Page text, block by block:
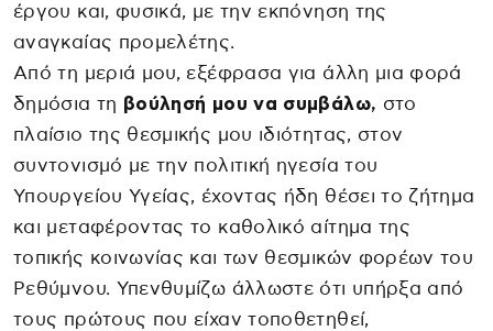
έργου και, φυσικά, με την εκπόνηση της
αναγκαίας προμελέτης.
Από τη μεριά μου, εξέφρασα για άλλη μια φορά
δημόσια τη βούλησή μου να συμβάλω, στο
πλαίσιο της θεσμικής μου ιδιότητας, στον
συντονισμό με την πολιτική ηγεσία του
Υπουργείου Υγείας, έχοντας ήδη θέσει το ζήτημα
και μεταφέροντας το καθολικό αίτημα της
τοπικής κοινωνίας και των θεσμικών φορέων του
Ρεθύμνου. Υπενθυμίζω άλλωστε ότι υπήρξα από
τους πρώτους που είχαν τοποθετηθεί,